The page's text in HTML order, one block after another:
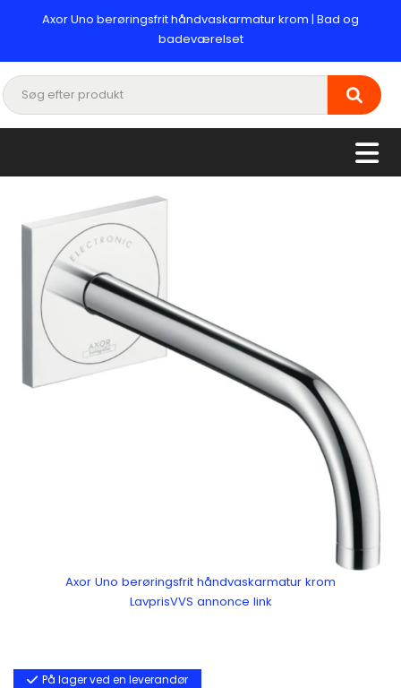
Axor Uno berøringsfrit håndvaskarmatur krom | Bad og
badeværelset
Axor Uno berøringsfrit håndvaskarmatur krom
LavprisVVS annonce link
På lager ved en leverandør